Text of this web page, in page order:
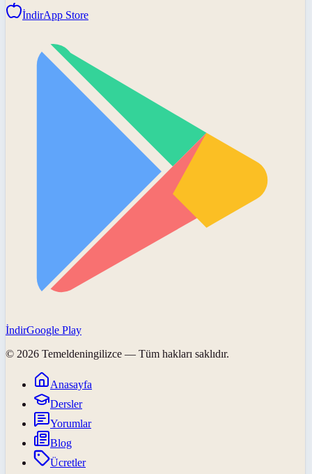
İndirApp Store
İndirGoogle Play
© 2026 Temeldeningilizce — Tüm hakları saklıdır.
Anasayfa
Dersler
Yorumlar
Blog
Ücretler